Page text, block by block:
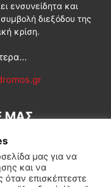
ενσυνείδητα και
διεξόδου της
κρίση.
ΜΑΣ
μας για να
και να
όταν επισκέπτεστε